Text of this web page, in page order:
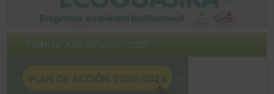
PIANO D'AZIONE 2020 – 2023